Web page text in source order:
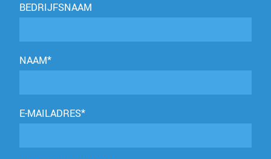
BEDRIJFSNAAM
NAAM*
E-MAILADRES*